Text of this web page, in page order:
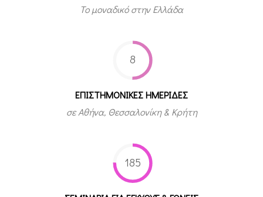
Το μοναδικό στην Ελλάδα
8
ΕΠΙΣΤΗΜΟΝΙΚΕΣ ΗΜΕΡΙΔΕΣ
σε Αθήνα, Θεσσαλονίκη & Κρήτη
185